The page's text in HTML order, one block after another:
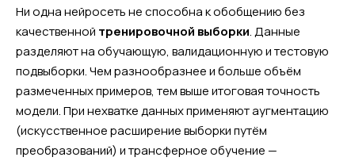
Ни одна нейросеть не способна к обобщению без
качественной тренировочной выборки. Данные
разделяют на обучающую, валидационную и тестовую
подвыборки. Чем разнообразнее и больше объём
размеченных примеров, тем выше итоговая точность
модели. При нехватке данных применяют аугментацию
(искусственное расширение выборки путём
преобразований) и трансферное обучение —